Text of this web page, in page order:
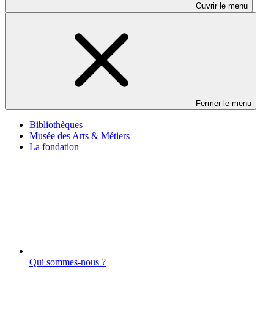
Ouvrir le menu
Fermer le menu
Bibliothèques
Musée des Arts & Métiers
La fondation
Qui sommes-nous ?